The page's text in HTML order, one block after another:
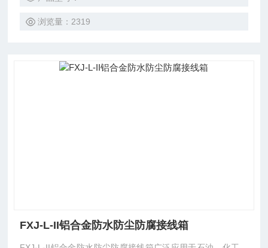
浏览量：2319
FXJ-L-II铝合金防水防尘防腐接线箱